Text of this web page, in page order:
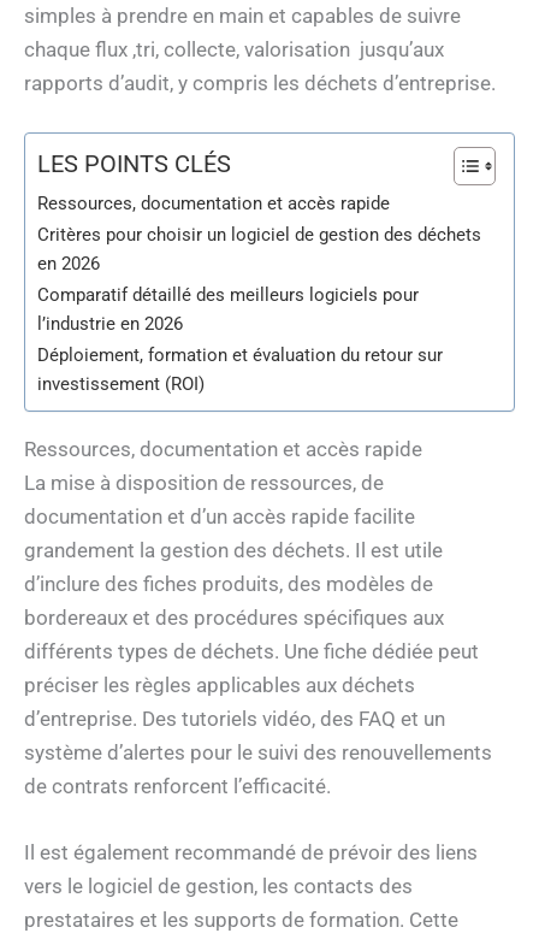
simples à prendre en main et capables de suivre
chaque flux ,tri, collecte, valorisation jusqu’aux
rapports d’audit, y compris les déchets d’entreprise.
LES POINTS CLÉS
Ressources, documentation et accès rapide
Critères pour choisir un logiciel de gestion des déchets
en 2026
Comparatif détaillé des meilleurs logiciels pour
l’industrie en 2026
Déploiement, formation et évaluation du retour sur
investissement (ROI)
Ressources, documentation et accès rapide
La mise à disposition de ressources, de
documentation et d’un accès rapide facilite
grandement la gestion des déchets. Il est utile
d’inclure des fiches produits, des modèles de
bordereaux et des procédures spécifiques aux
différents types de déchets. Une fiche dédiée peut
préciser les règles applicables aux déchets
d’entreprise. Des tutoriels vidéo, des FAQ et un
système d’alertes pour le suivi des renouvellements
de contrats renforcent l’efficacité.
Il est également recommandé de prévoir des liens
vers le logiciel de gestion, les contacts des
prestataires et les supports de formation. Cette